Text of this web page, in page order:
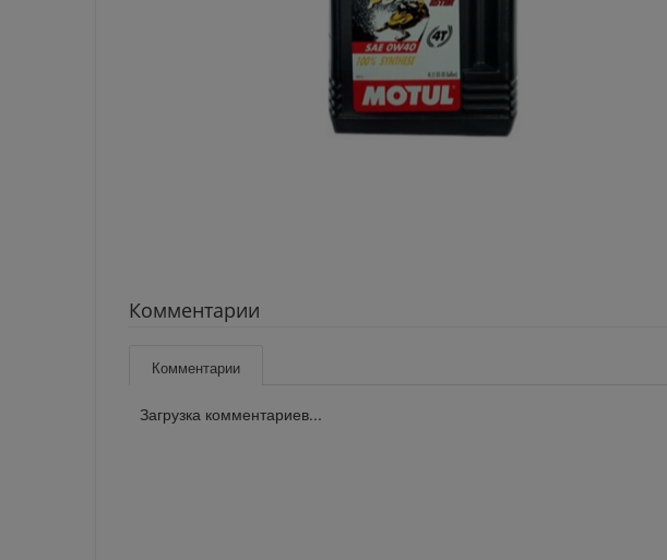
Комментарии
Комментарии
Загрузка комментариев...